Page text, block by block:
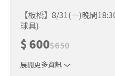
制。歡迎邀請親友一同報名
人數未達開班門檻，或因天候
情況安排延期或併班處理。 ⚠️
無法上課，僅提供課程延期選
與課程異動規則】。報名後視
【板橋】8/31(一)晚間
球具)
$ 600$650
展開更多資訊